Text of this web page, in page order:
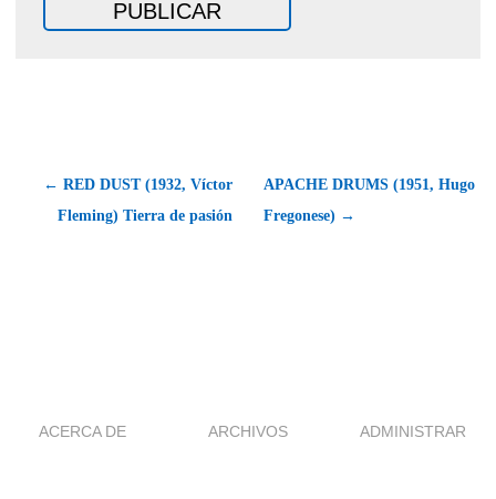
← RED DUST (1932, Víctor
Fleming) Tierra de pasión
APACHE DRUMS (1951, Hugo
Fregonese) →
ACERCA DE ARCHIVOS ADMINISTRAR